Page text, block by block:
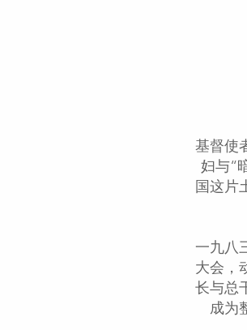
基督使
妇与“
国这片
一九八
大会，
长与总
成为